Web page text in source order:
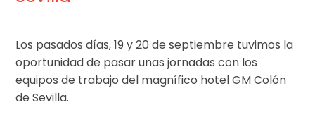
Los pasados días, 19 y 20 de septiembre tuvimos la
oportunidad de pasar unas jornadas con los
equipos de trabajo del magnífico hotel GM Colón
de Sevilla.